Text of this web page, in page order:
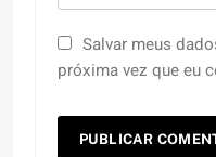
Salvar meus
próxima vez que eu